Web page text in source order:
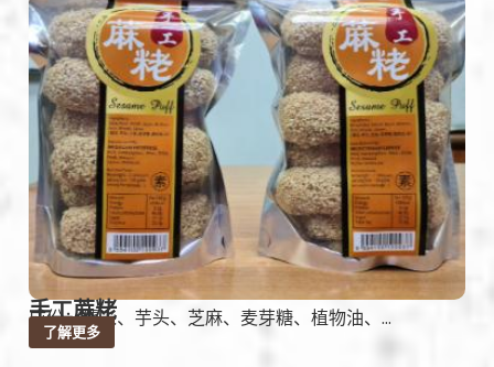
手工蔴粩
成份：糯米、芋头、芝麻、麦芽糖、植物油、...
了解更多